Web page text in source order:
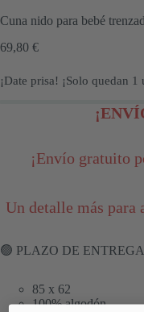
Cuna nido para bebé
69,80 €
¡Date prisa! ¡Solo quedan 1
¡Envío gratuito
Un detalle más para
🟢 PLAZO DE
85 x 62
100% algodón